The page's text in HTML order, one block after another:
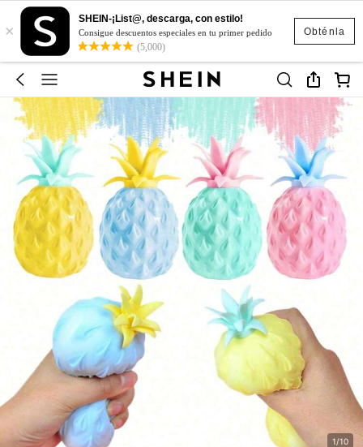
Obténla
×
SHEIN-¡List@, descarga, con estilo!
Consigue descuentos especiales en tu primer pedido
(5,000)
1/10